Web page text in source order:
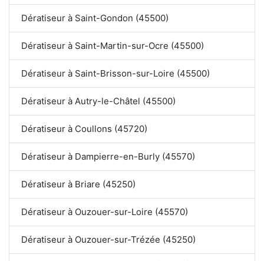
Dératiseur à Saint-Gondon (45500)
Dératiseur à Saint-Martin-sur-Ocre (45500)
Dératiseur à Saint-Brisson-sur-Loire (45500)
Dératiseur à Autry-le-Châtel (45500)
Dératiseur à Coullons (45720)
Dératiseur à Dampierre-en-Burly (45570)
Dératiseur à Briare (45250)
Dératiseur à Ouzouer-sur-Loire (45570)
Dératiseur à Ouzouer-sur-Trézée (45250)